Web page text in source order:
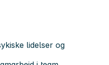
lidelser og